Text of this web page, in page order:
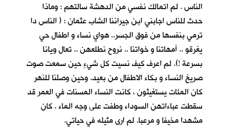
الناس . لم اتمالك نفسي من الدهشة سالتهم : وماذا
حدث للناس اجابني ابن جيراننا الشاب عثمان : ( الناس دا
ترمي بنفسها من فوق الجسر.. هواي نساء و اطفال حي
يغرقو .. أمهاتنا و خواتنا .. نروح نطلعهن .. تعال ويانا
بسرعة !). لم اعرف كيف نسيت كل شيءٍ حين سمعت صوت
صريخ النساء و بكاء الاطفال من بعيد. وحين وصلنا للنهر
كان المئات يستغيثون ، كانت النساء المسنات في العمر قد
سقطت عباءاتهن السوداء وطفت على وجه الماء . كان
مشهدا مخيفا و مرعبا. لم ارى مثيله في حياتي.